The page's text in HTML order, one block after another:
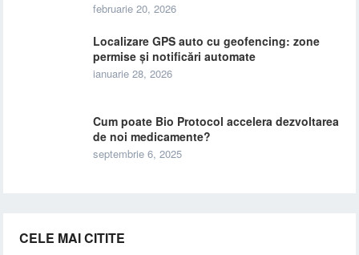
februarie 20, 2026
Localizare GPS auto cu geofencing: zone
permise și notificări automate
ianuarie 28, 2026
Cum poate Bio Protocol accelera dezvoltarea
de noi medicamente?
septembrie 6, 2025
CELE MAI CITITE